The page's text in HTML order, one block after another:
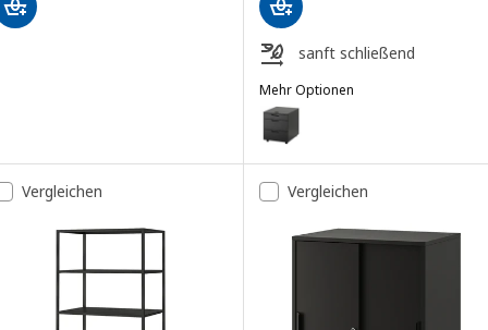
sanft schließend
Mehr Optionen
GALANT
Option: GALANT,
Vergleichen Vergleichen